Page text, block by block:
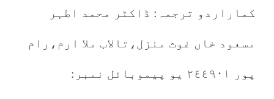
کماراردو ترجمہ: ڈاکٹر محمد اطہر
مسعود خاں غوث منزل،تالاب ملا ارم،رام
پور ٢٤٤٩٠١ یو پیموبائل نمبر: